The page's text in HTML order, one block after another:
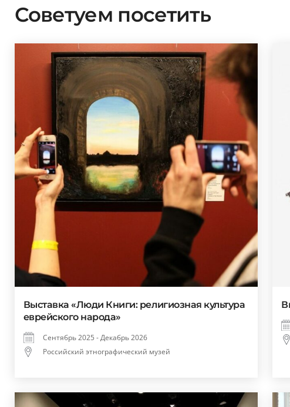
Советуем посетить
Выставка «Люди Книги: религиозная культура
еврейского народа»
Сентябрь 2025 - Декабрь 2026
Российский этнографический музей